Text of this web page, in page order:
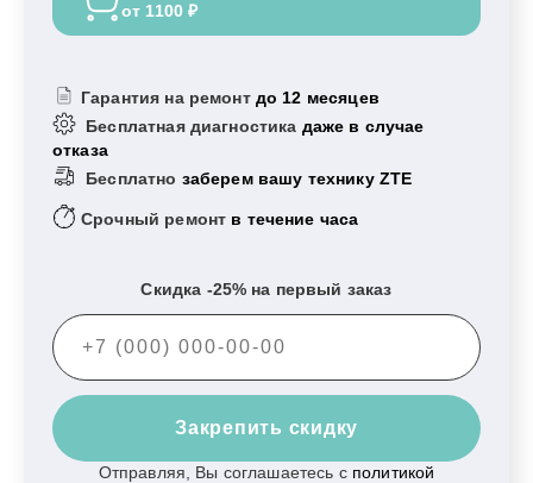
от 1100 ₽
Гарантия на ремонт до 12 месяцев
Бесплатная диагностика даже в случае
отказа
Бесплатно заберем вашу технику ZTE
Срочный ремонт в течение часа
Скидка -25% на первый заказ
Закрепить скидку
Отправляя, Вы соглашаетесь с политикой